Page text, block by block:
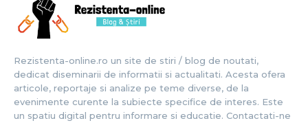
Rezistenta-online.ro un site de stiri / blog de noutati,
dedicat diseminarii de informatii si actualitati. Acesta ofera
articole, reportaje si analize pe teme diverse, de la
evenimente curente la subiecte specifice de interes. Este
un spatiu digital pentru informare si educatie. Contactati-ne